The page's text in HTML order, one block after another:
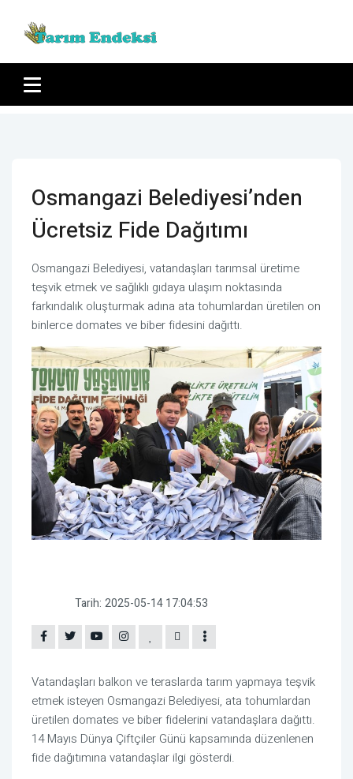
Osmangazi Belediyesi’nden
Ücretsiz Fide Dağıtımı
Osmangazi Belediyesi, vatandaşları tarımsal üretime
teşvik etmek ve sağlıklı gıdaya ulaşım noktasında
farkındalık oluşturmak adına ata tohumlardan üretilen on
binlerce domates ve biber fidesini dağıttı.
Tarih: 2025-05-14 17:04:53
Vatandaşları balkon ve teraslarda tarım yapmaya teşvik
etmek isteyen Osmangazi Belediyesi, ata tohumlardan
üretilen domates ve biber fidelerini vatandaşlara dağıttı.
14 Mayıs Dünya Çiftçiler Günü kapsamında düzenlenen
fide dağıtımına vatandaşlar ilgi gösterdi.